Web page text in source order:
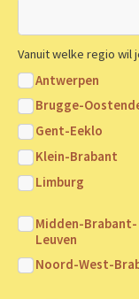
Vanuit welke regio wil
Antwerpen
Brugge-
Gent-Eeklo
Klein-Brabant
Limburg
Midden-Brabant-
Leuven
Noord-West-